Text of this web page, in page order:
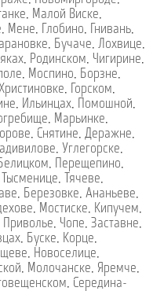
, Малой Виске,
, Мене, Глобино, Гнивань,
, Бучаче, Лохвице,
, Родинском, Чигирине,
, Моспино, Борзне,
, Горском,
, Ильинцах, Помошной,
, Марьинке,
, Снятине, Деражне,
, Углегорске,
, Перещепино,
Тысменице, Тячеве,
, Березовке, Ананьеве,
, Мостиске, Кипучем,
Приволье, Чопе, Заставне,
, Буске, Корце,
, Новоселице,
, Молочанске, Яремче,
, Середина-